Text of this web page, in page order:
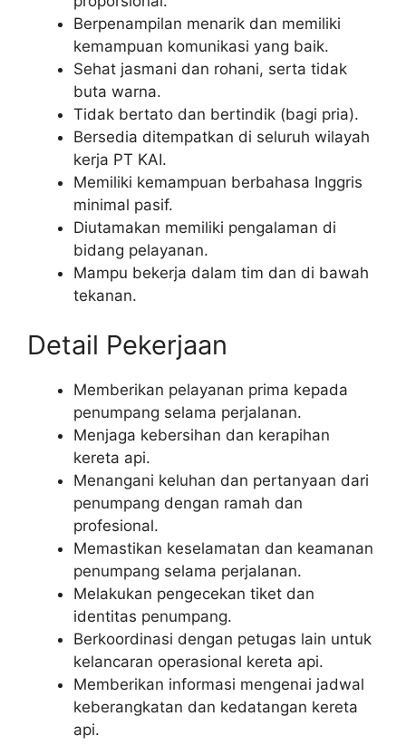
Berpenampilan menarik dan memiliki
kemampuan komunikasi yang baik.
Sehat jasmani dan rohani, serta tidak
buta warna.
Tidak bertato dan bertindik (bagi pria).
Bersedia ditempatkan di seluruh wilayah
kerja PT KAI.
Memiliki kemampuan berbahasa Inggris
minimal pasif.
Diutamakan memiliki pengalaman di
bidang pelayanan.
Mampu bekerja dalam tim dan di bawah
tekanan.
Detail Pekerjaan
Memberikan pelayanan prima kepada
penumpang selama perjalanan.
Menjaga kebersihan dan kerapihan
kereta api.
Menangani keluhan dan pertanyaan dari
penumpang dengan ramah dan
profesional.
Memastikan keselamatan dan keamanan
penumpang selama perjalanan.
Melakukan pengecekan tiket dan
identitas penumpang.
Berkoordinasi dengan petugas lain untuk
kelancaran operasional kereta api.
Memberikan informasi mengenai jadwal
keberangkatan dan kedatangan kereta
api.